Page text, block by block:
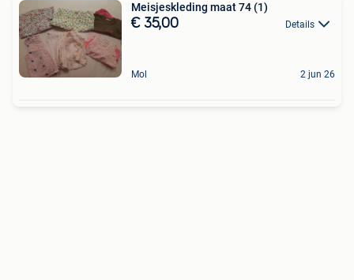
Meisjeskleding maat 74 (1)
€ 35,00 Details
Mol 2 jun 26